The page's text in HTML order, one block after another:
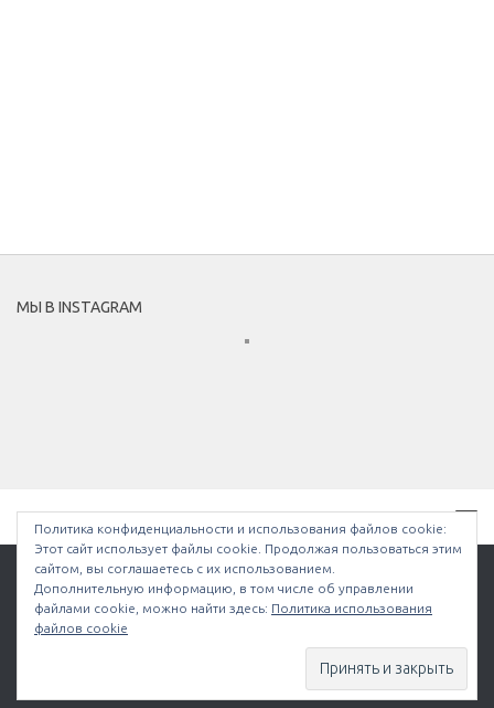
МЫ В INSTAGRAM
Bullethell.ru © 2026. Все права защищены.
Политика конфиденциальности и использования файлов сookie:
Этот сайт использует файлы cookie. Продолжая пользоваться этим
сайтом, вы соглашаетесь с их использованием.
Дополнительную информацию, в том числе об управлении
файлами cookie, можно найти здесь: Политика использования
файлов cookie